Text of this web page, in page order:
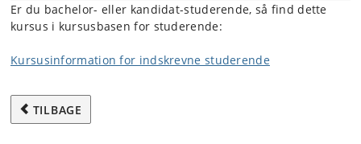
Er du bachelor- eller kandidat-studerende, så find dette
kursus i kursusbasen for studerende:
Kursusinformation for indskrevne studerende
TILBAGE